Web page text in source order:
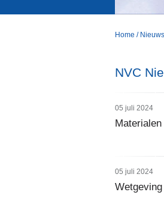
Home / Nieuws
NVC
05 juli 2024
05 juli 2024